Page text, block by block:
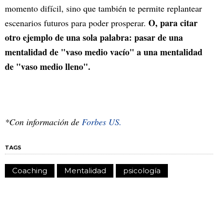
momento difícil, sino que también te permite replantear
escenarios futuros para poder prosperar. O, para citar
otro ejemplo de una sola palabra: pasar de una
mentalidad de "vaso medio vacío" a una mentalidad
de "vaso medio lleno".
*Con información de Forbes US.
TAGS
Coaching Mentalidad psicología